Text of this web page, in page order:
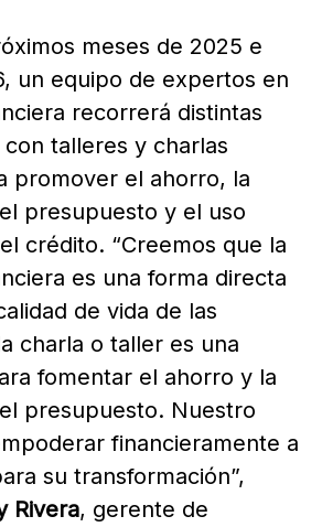
meses de 2025 e
un equipo de expertos en
recorrerá distintas
talleres y charlas
promover el ahorro, la
presupuesto y el uso
crédito. “Creemos que la
es una forma directa
de vida de las
charla o taller es una
fomentar el ahorro y la
presupuesto. Nuestro
financieramente a
su transformación”,
Rivera, gerente de